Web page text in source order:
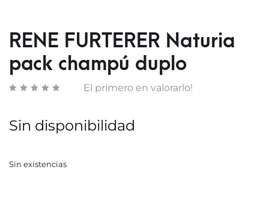
RENE FURTERER Naturia
pack champú duplo
El primero en valorarlo!
Sin disponibilidad
Sin existencias